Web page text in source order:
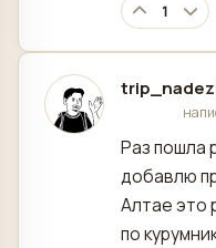
1
Раз пошла
добавлю
Алтае это
по